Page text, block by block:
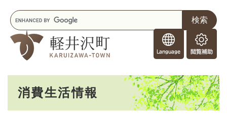
o
r
e
i
閲
覧
助
キ
ー
ワ
消費生活情報